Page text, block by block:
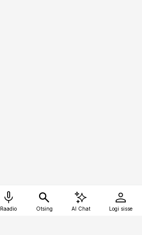
Raadio Otsing AI Chat Logi sisse